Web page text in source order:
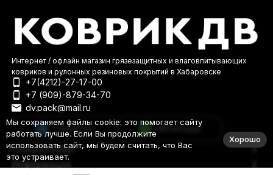
Интернет / офлайн магазин грязезащитных и влаговпитывающих
ковриков и рулонных резиновых покрытий в Хабаровске
+7(4212)-27-17-00
+7 (909)-879-34-70
dv.pack@mail.ru
Telegram
Whatsapp
Покупателям
Информация
Мы сохраняем файлы cookie: это помогает сайту
работать лучше. Если Вы продолжите
использовать сайт, мы будем считать, что Вас
это устраивает.
Хорошо